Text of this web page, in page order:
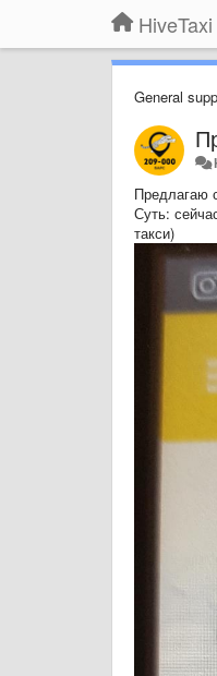
HiveTaxi
General
Предлагаю
Суть:
такси)